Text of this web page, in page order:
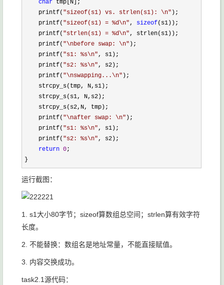
char tmp[N];
    printf(
"sizeof(s1) vs. strlen(s1): \n" );
    printf(
"sizeof(s1) = %d\n", sizeof(s1));
    printf(
"strlen(s1) = %d\n", strlen(s1));
    printf(
"\nbefore swap: \n" );
    printf(
"s1: %s\n", s1);
    printf(
"s2: %s\n", s2);
    printf(
"\nswapping...\n" );
    strcpy_s(tmp, N,s1);
    strcpy_s(s1, N,s2);
    strcpy_s(s2,N, tmp);
    printf(
"\nafter swap: \n" );
    printf(
"s1: %s\n", s1);
    printf(
"s2: %s\n", s2);
return 0;
}
运行截图：
1. s1大小80字节；sizeof算数组总空间；strlen算有效字符
长度。
2. 不能替换：数组名是地址常量，不能直接赋值。
3. 内容交换成功。
task2.1源代码：